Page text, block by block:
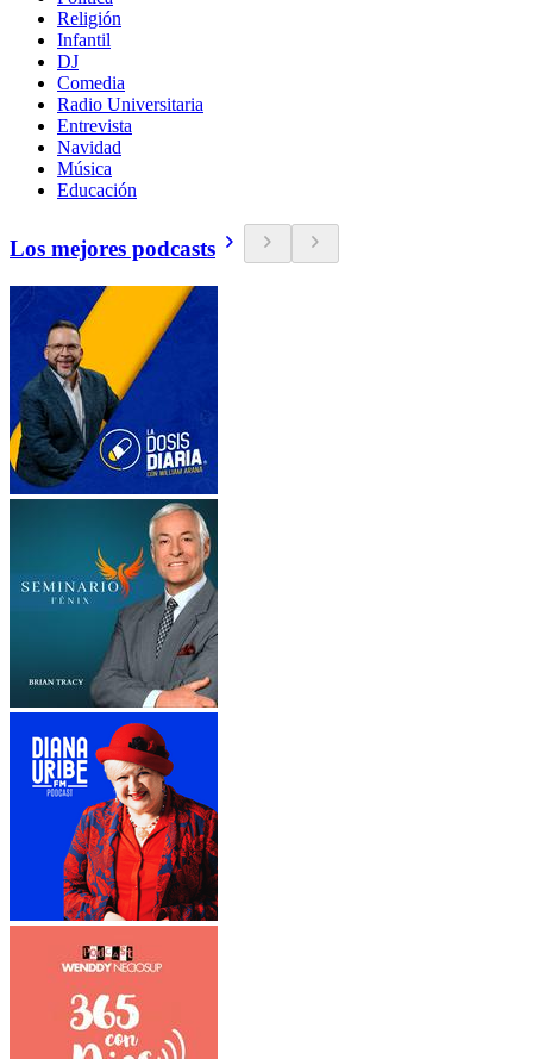
Religión
Infantil
DJ
Comedia
Radio Universitaria
Entrevista
Navidad
Música
Educación
Los mejores podcasts